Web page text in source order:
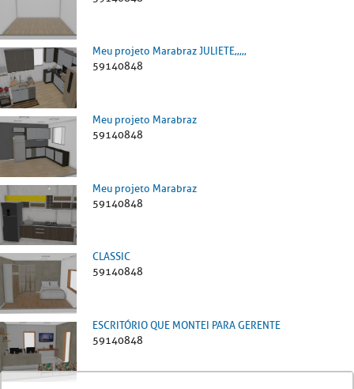
Meu projeto Marabraz JULIETE,,,,,
59140848
Meu projeto Marabraz
59140848
Meu projeto Marabraz
59140848
CLASSIC
59140848
ESCRITÓRIO QUE MONTEI PARA GERENTE
59140848